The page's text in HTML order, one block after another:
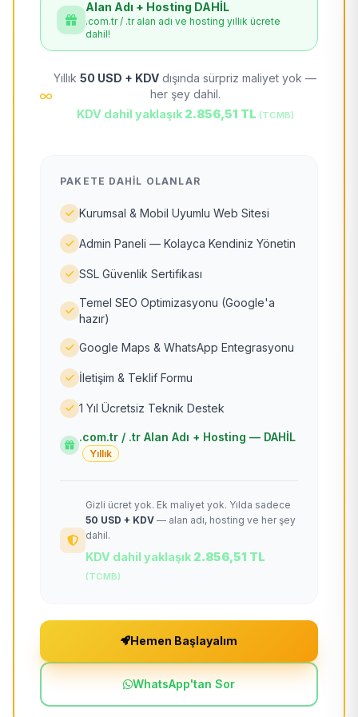
Alan Adı + Hosting DAHİL
.com.tr / .tr alan adı ve hosting yıllık ücrete
dahil!
Yıllık 50 USD + KDV dışında sürpriz maliyet yok —
her şey dahil.
KDV dahil yaklaşık 2.856,51 TL (TCMB)
PAKETE DAHIL OLANLAR
Kurumsal & Mobil Uyumlu Web Sitesi
Admin Paneli — Kolayca Kendiniz Yönetin
SSL Güvenlik Sertifikası
Temel SEO Optimizasyonu (Google'a
hazır)
Google Maps & WhatsApp Entegrasyonu
İletişim & Teklif Formu
1 Yıl Ücretsiz Teknik Destek
.com.tr / .tr Alan Adı + Hosting — DAHİL
Yıllık
Gizli ücret yok. Ek maliyet yok. Yılda sadece
50 USD + KDV — alan adı, hosting ve her şey
dahil.
KDV dahil yaklaşık 2.856,51 TL
(TCMB)
Hemen Başlayalım
WhatsApp'tan Sor